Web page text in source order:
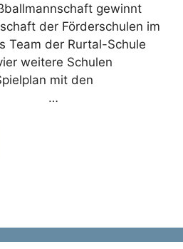
gewinnt
der Förderschulen im
Team der Rurtal-Schule
weitere Schulen
mit den
…